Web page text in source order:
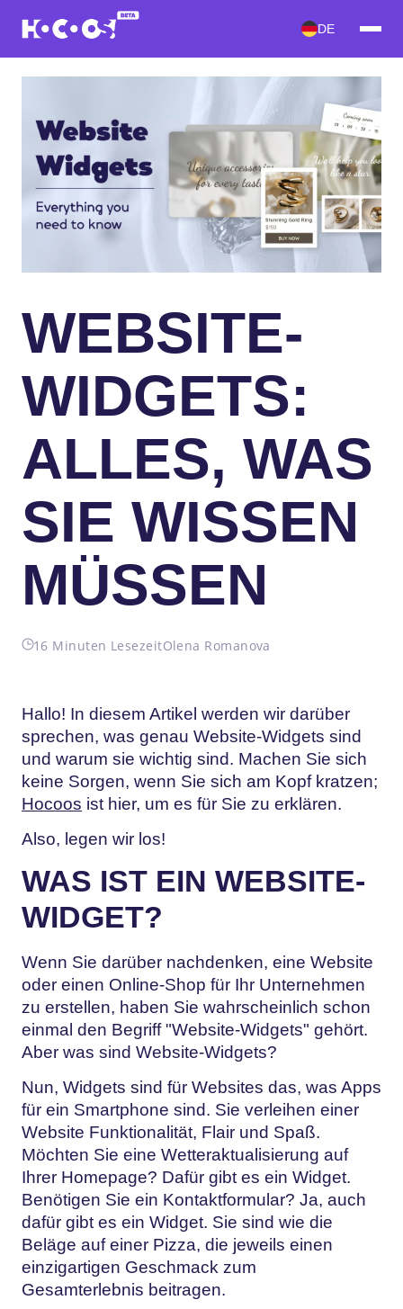
DE
WEBSITE-
WIDGETS:
ALLES, WAS
SIE WISSEN
MÜSSEN
16 Minuten LesezeitOlena Romanova
Hallo! In diesem Artikel werden wir darüber
sprechen, was genau Website-Widgets sind
und warum sie wichtig sind. Machen Sie sich
keine Sorgen, wenn Sie sich am Kopf kratzen;
Hocoos ist hier, um es für Sie zu erklären.
Also, legen wir los!
WAS IST EIN WEBSITE-
WIDGET?
Wenn Sie darüber nachdenken, eine Website
oder einen Online-Shop für Ihr Unternehmen
zu erstellen, haben Sie wahrscheinlich schon
einmal den Begriff "Website-Widgets" gehört.
Aber was sind Website-Widgets?
Nun, Widgets sind für Websites das, was Apps
für ein Smartphone sind. Sie verleihen einer
Website Funktionalität, Flair und Spaß.
Möchten Sie eine Wetteraktualisierung auf
Ihrer Homepage? Dafür gibt es ein Widget.
Benötigen Sie ein Kontaktformular? Ja, auch
dafür gibt es ein Widget. Sie sind wie die
Beläge auf einer Pizza, die jeweils einen
einzigartigen Geschmack zum
Gesamterlebnis beitragen.